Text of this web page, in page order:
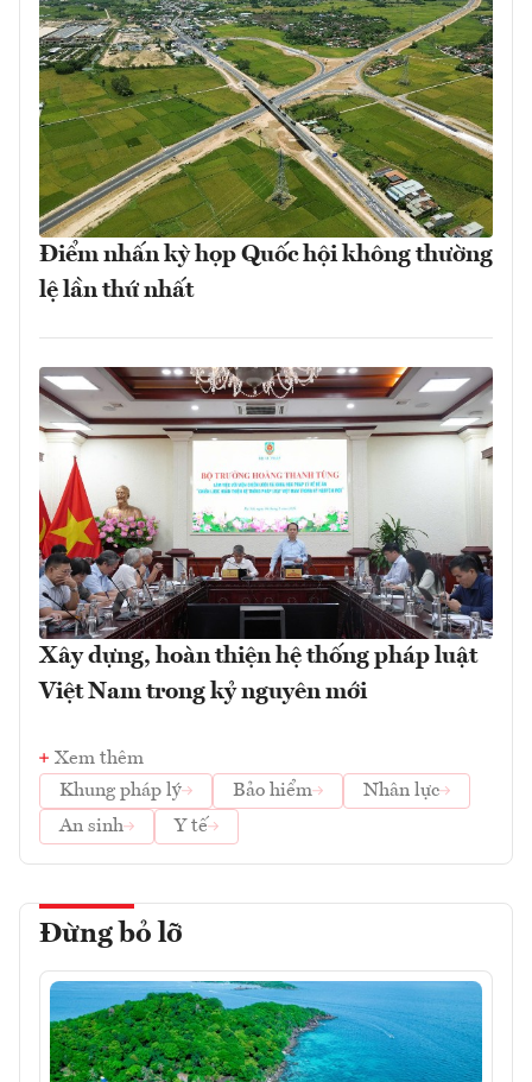
Điểm nhấn kỳ họp Quốc hội không thường
lệ lần thứ nhất
Xây dựng, hoàn thiện hệ thống pháp luật
Việt Nam trong kỷ nguyên mới
Xem thêm
Khung pháp lý
Bảo hiểm
Nhân lực
An sinh
Y tế
Đừng bỏ lỡ